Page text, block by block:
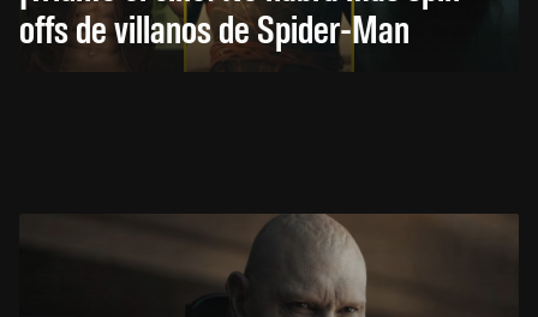
offs de villanos de Spider-Man